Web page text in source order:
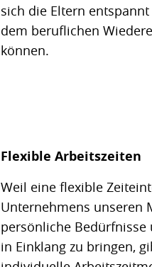
sich die Eltern
dem beruflichen
können.
Flexible Arbeitszeiten
Weil eine flexible
Unternehmens unseren
persönliche
in Einklang zu bringen,